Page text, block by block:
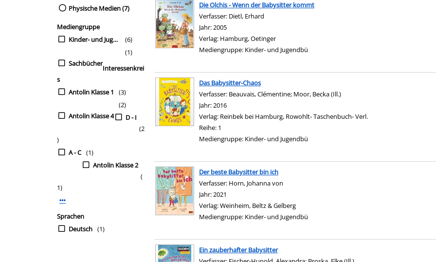
Physische Medien (7)
Mediengruppe
Kinder- und Jugendbü
(6)
Sachbücher
(1)
Interessenkrei
s
Antolin Klasse 1
(3)
Antolin Klasse 4
(2)
D - I
(2
)
A - C (1)
Antolin Klasse 2
(
1)
Mehr Interessenkreis-Filter anzeigen
Sprachen
Deutsch (1)
Die Olchis - Wenn der Babysitter kommt
Verfasser: Dietl, Erhard
Jahr:2005
Verlag: Hamburg, Oetinger
Mediengruppe: Kinder- und Jugendbü
Das Babysitter-Chaos
Verfasser: Beauvais, Clémentine; Moor, Becka (Ill.)
Jahr:2016
Verlag: Reinbek bei Hamburg, Rowohlt- Taschenbuch- Verl.
Reihe: 1
Mediengruppe: Kinder- und Jugendbü
Der beste Babysitter bin ich
Verfasser: Horn, Johanna von
Jahr:2021
Verlag:Weinheim, Beltz & Gelberg
Mediengruppe: Kinder- und Jugendbü
Ein zauberhafter Babysitter